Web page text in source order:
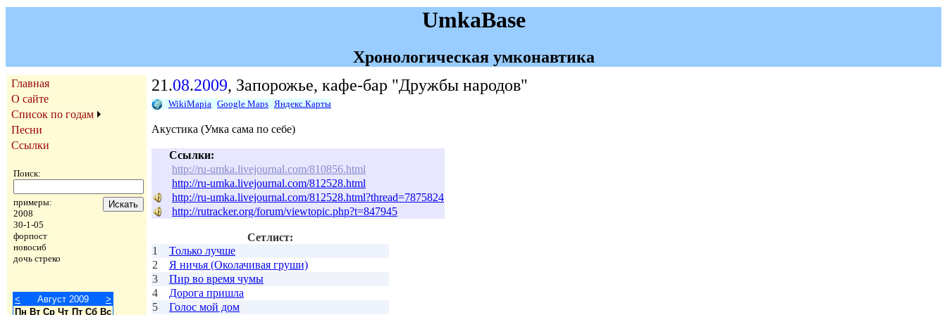
UmkaBase
Хронологическая умконавтика
Главная
О сайте
Список по годам
Песни
Ссылки
Поиск:
примеры:
2008
30-1-05
форпост
новосиб
дочь стреко
< Август 2009
>
Пн Вт Ср Чт Пт Сб Вс
21.08.2009, Запорожье, кафе-бар "Дружбы народов"
WikiMapia Google Maps Яндекс.Карты
Акустика (Умка сама по себе)
Ссылки:
http://ru-umka.livejournal.com/810856.html
http://ru-umka.livejournal.com/812528.html
http://ru-umka.livejournal.com/812528.html?thread=7875824
http://rutracker.org/forum/viewtopic.php?t=847945
Сетлист:
1
Только лучше
2
Я ничья (Околачивая груши)
3
Пир во время чумы
4
Дорога пришла
5
Голос мой дом